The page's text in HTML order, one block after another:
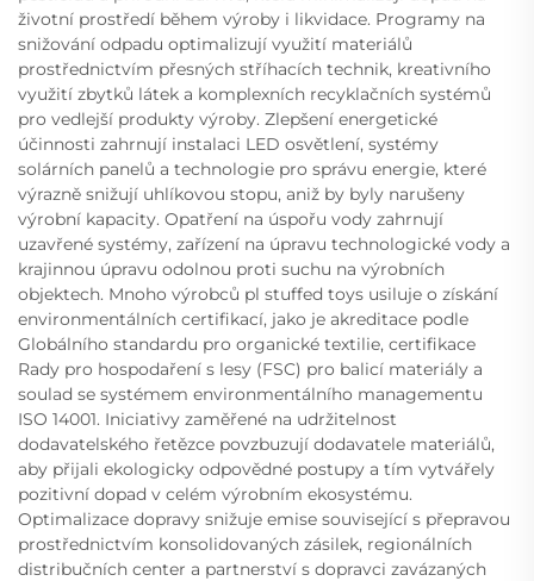
životní prostředí během výroby i likvidace. Programy na
snižování odpadu optimalizují využití materiálů
prostřednictvím přesných stříhacích technik, kreativního
využití zbytků látek a komplexních recyklačních systémů
pro vedlejší produkty výroby. Zlepšení energetické
účinnosti zahrnují instalaci LED osvětlení, systémy
solárních panelů a technologie pro správu energie, které
výrazně snižují uhlíkovou stopu, aniž by byly narušeny
výrobní kapacity. Opatření na úspořu vody zahrnují
uzavřené systémy, zařízení na úpravu technologické vody a
krajinnou úpravu odolnou proti suchu na výrobních
objektech. Mnoho výrobců pl stuffed toys usiluje o získání
environmentálních certifikací, jako je akreditace podle
Globálního standardu pro organické textilie, certifikace
Rady pro hospodaření s lesy (FSC) pro balicí materiály a
soulad se systémem environmentálního managementu
ISO 14001. Iniciativy zaměřené na udržitelnost
dodavatelského řetězce povzbuzují dodavatele materiálů,
aby přijali ekologicky odpovědné postupy a tím vytvářely
pozitivní dopad v celém výrobním ekosystému.
Optimalizace dopravy snižuje emise související s přepravou
prostřednictvím konsolidovaných zásilek, regionálních
distribučních center a partnerství s dopravci zavázaných